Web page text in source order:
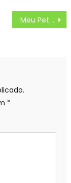
Meu Pet Feliz leva serviços ao Jd. Telespark
*